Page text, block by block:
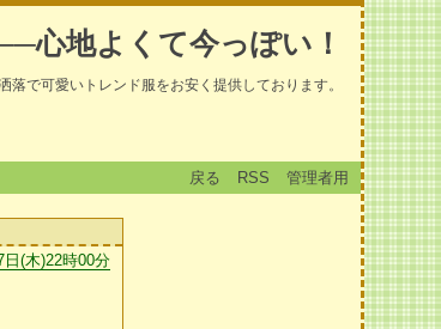
心地よくて今っぽい！
落で可愛いトレンド服をお安く提供しております。
戻る RSS 管理者用
日(木)22時00分